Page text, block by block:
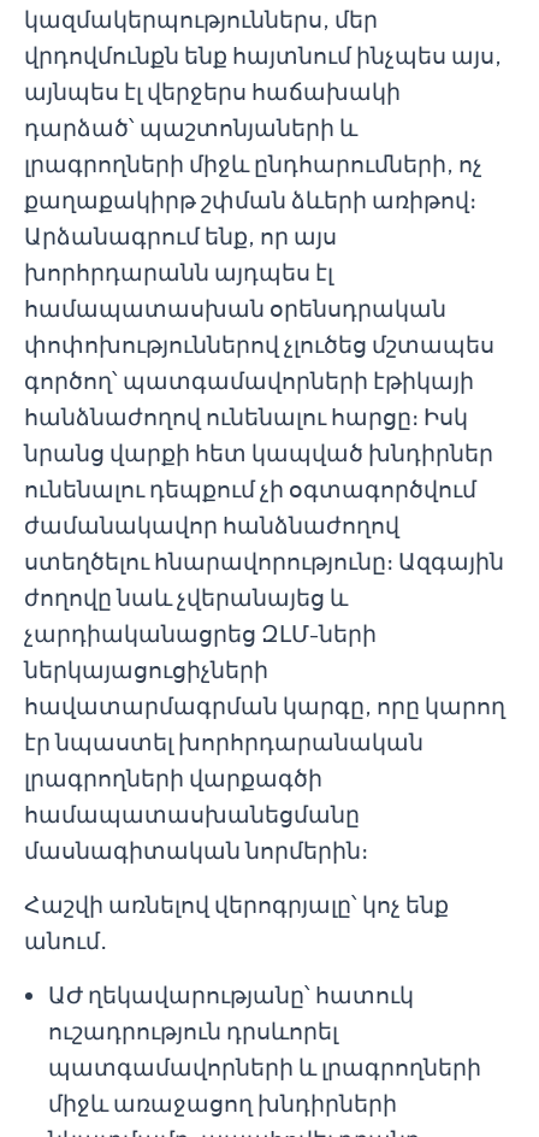
կազմակերպություններս, մեր
վրդովմունքն ենք հայտնում ինչպես այս,
այնպես էլ վերջերս հաճախակի
դարձած՝ պաշտոնյաների և
լրագրողների միջև ընդհարումների, ոչ
քաղաքակիրթ շփման ձևերի առիթով։
Արձանագրում ենք, որ այս
խորհրդարանն այդպես էլ
համապատասխան օրենսդրական
փոփոխություններով չլուծեց մշտապես
գործող՝ պատգամավորների էթիկայի
հանձնաժողով ունենալու հարցը։ Իսկ
նրանց վարքի հետ կապված խնդիրներ
ունենալու դեպքում չի օգտագործվում
ժամանակավոր հանձնաժողով
ստեղծելու հնարավորությունը։ Ազգային
ժողովը նաև չվերանայեց և
չարդիականացրեց ԶԼՄ-ների
ներկայացուցիչների
հավատարմագրման կարգը, որը կարող
էր նպաստել խորհրդարանական
լրագրողների վարքագծի
համապատասխանեցմանը
մասնագիտական նորմերին։
Հաշվի առնելով վերոգրյալը՝ կոչ ենք
անում․
ԱԺ ղեկավարությանը՝ հատուկ
ուշադրություն դրսևորել
պատգամավորների և լրագրողների
միջև առաջացող խնդիրների